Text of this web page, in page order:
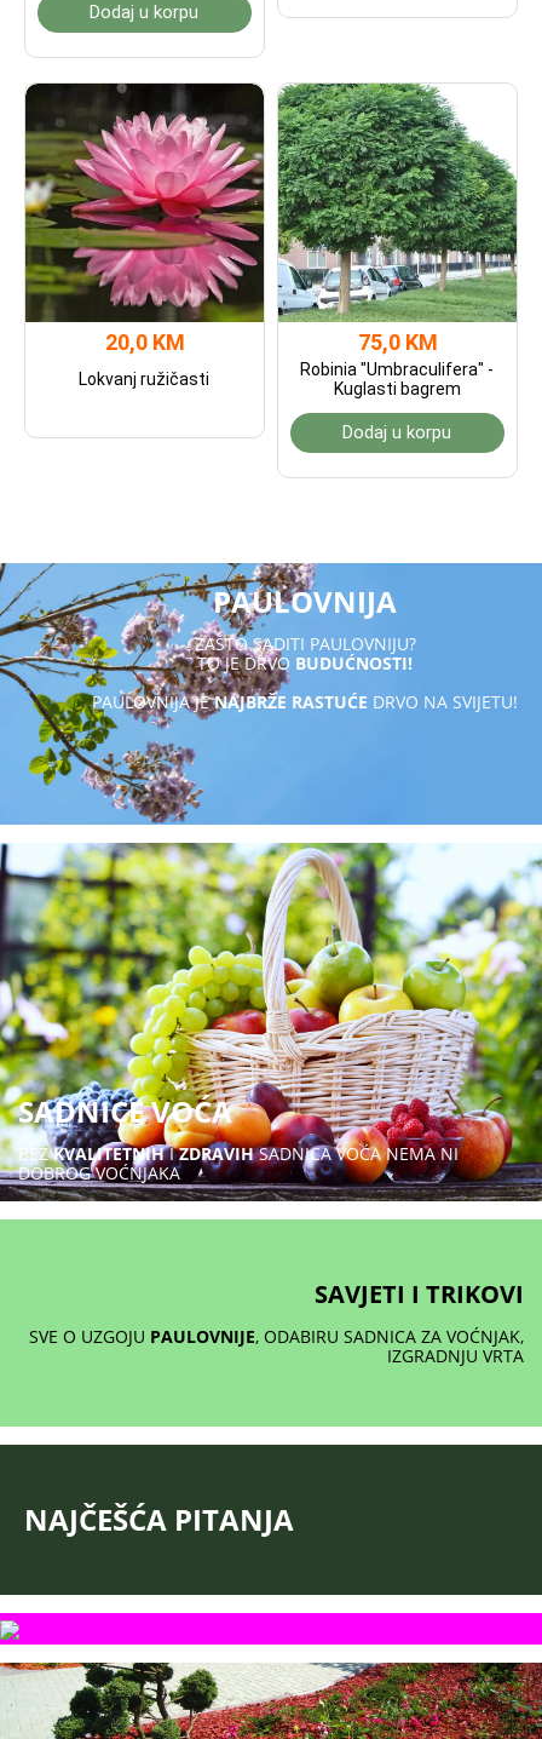
Dodaj u korpu
20,0 KM
Lokvanj ružičasti
75,0 KM
Robinia "Umbraculifera" -
Kuglasti bagrem
Dodaj u korpu
PAULOVNIJA
ZAŠTO SADITI PAULOVNIJU?
TO JE DRVO BUDUĆNOSTI!
PAULOVNIJA JENAJBRŽE RASTUĆE DRVO NA SVIJETU!
SADNICE VOĆA
BEZKVALITETNIHIZDRAVIHSADNICA VOĆA NEMA NI
DOBROG VOĆNJAKA
SAVJETI I TRIKOVI
SVE O UZGOJU PAULOVNIJE, ODABIRU SADNICA ZA VOĆNJAK,
IZGRADNJU VRTA
NAJČEŠĆA PITANJA
RUŽE
NAJLJEPŠI UKRAS BAŠTE